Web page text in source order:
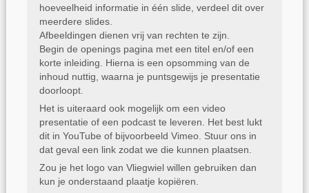
hoeveelheid informatie in één slide, verdeel dit over
meerdere slides.
Afbeeldingen dienen vrij van rechten te zijn.
Begin de openings pagina met een titel en/of een
korte inleiding. Hierna is een opsomming van de
inhoud nuttig, waarna je puntsgewijs je presentatie
doorloopt.
Het is uiteraard ook mogelijk om een video
presentatie of een podcast te leveren. Het best lukt
dit in YouTube of bijvoorbeeld Vimeo. Stuur ons in
dat geval een link zodat we die kunnen plaatsen.
Zou je het logo van Vliegwiel willen gebruiken dan
kun je onderstaand plaatje kopiëren.